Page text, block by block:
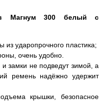
Магнум 300 белый с
из ударопрочного пластика;
очень удобно.
замки не подведут зимой, а
ремень надёжно удержит
крышки, безопасное